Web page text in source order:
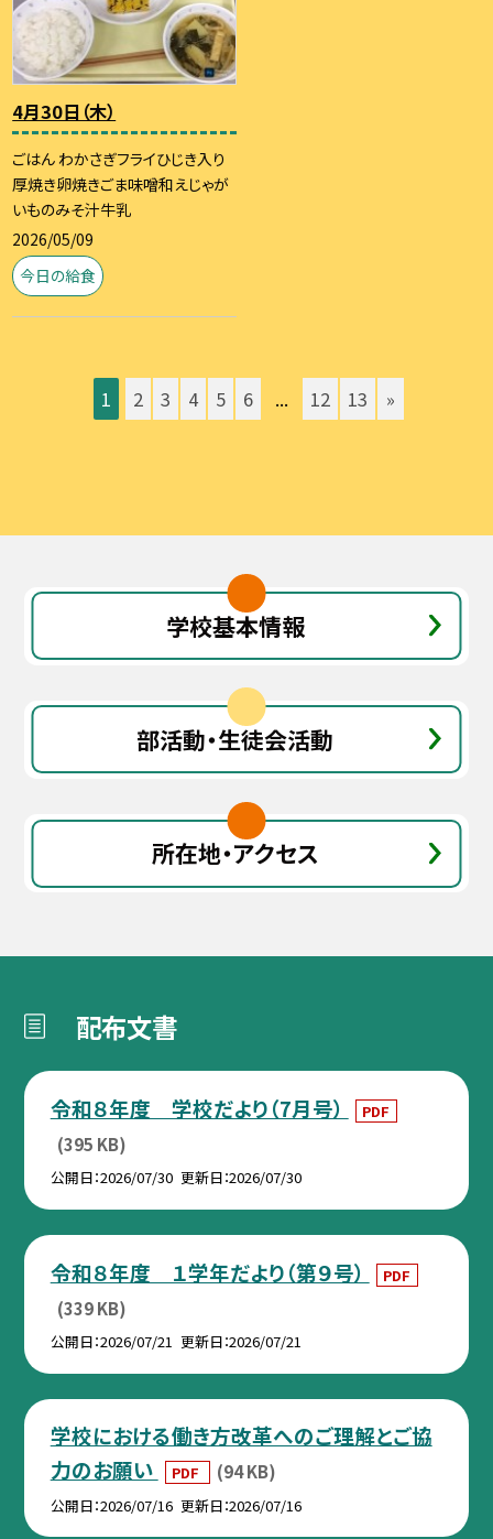
4月30日（木）
ごはん わかさぎフライひじき入り
厚焼き卵焼きごま味噌和えじゃが
いものみそ汁牛乳
2026/05/09
今日の給食
1 2 3 4 5 6 ... 12 13 »
学校基本情報
部活動・生徒会活動
所在地・アクセス
配布文書
令和８年度 学校だより（7月号） PDF
(395 KB)
公開日 2026/07/30 更新日 2026/07/30
令和８年度 １学年だより（第９号） PDF
(339 KB)
公開日 2026/07/21 更新日 2026/07/21
学校における働き方改革へのご理解とご協
力のお願い
PDF (94 KB)
公開日 2026/07/16 更新日 2026/07/16